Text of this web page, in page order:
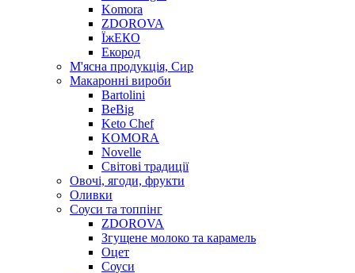
Komora
ZDOROVA
ЇжЕКО
Екород
М'ясна продукція, Сир
Макаронні вироби
Bartolini
BeBig
Keto Chef
KOMORA
Novelle
Світові традиції
Овочі, ягоди, фрукти
Оливки
Соуси та топпінг
ZDOROVA
Згущене молоко та карамель
Оцет
Соуси